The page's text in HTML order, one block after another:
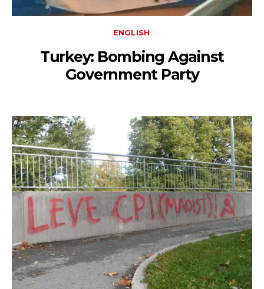
ENGLISH
Turkey: Bombing Against
Government Party